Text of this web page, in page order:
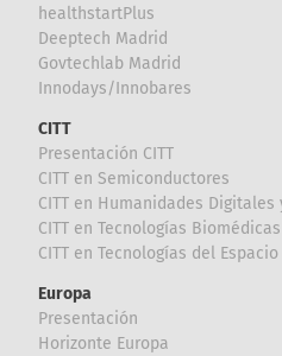
healthstartPlus
Deeptech Madrid
Govtechlab Madrid
Innodays/Innobares
CITT
Presentación CITT
CITT en Semiconductores
CITT en Humanidades
CITT en Tecnologías
CITT en Tecnologías del Espacio
Europa
Presentación
Horizonte Europa